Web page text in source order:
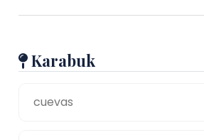
Karabuk
cuevas